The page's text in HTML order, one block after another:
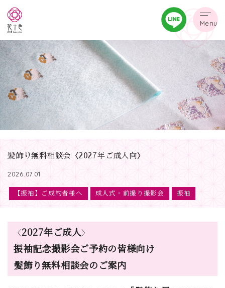
Menu
髪飾り無料相談会〈2027年ご成人向〉
2026.07.01
【振袖】ご成約者様へ 成人式・前撮り撮影会 振袖
〈2027年ご成人〉
振袖記念撮影会ご予約の皆様向け
髪飾り無料相談会のご案内